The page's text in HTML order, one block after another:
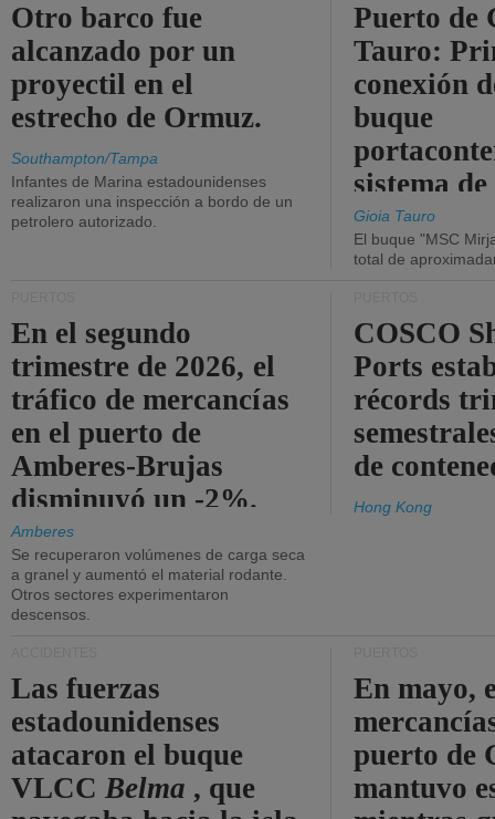
Otro barco fue
alcanzado por un
proyectil en el
estrecho de Ormuz.
Southampton/Tampa
Infantes de Marina estadounidenses
realizaron una inspección a bordo de un
petrolero autorizado.
Puerto de
Tauro:
conexión
buque
sistema
la red
Gioia Tauro
El buque "MSC
total de
En el segundo
trimestre de 2026, el
tráfico de mercancías
en el puerto de
Amberes-Brujas
disminuyó un -2%.
Amberes
Se recuperaron volúmenes de carga seca
a granel y aumentó el material rodante.
Otros sectores experimentaron
descensos.
COSCO
Ports
récords
de
Hong Kong
Las fuerzas
estadounidenses
atacaron el buque
VLCCBelma , que
En mayo,
puerto de
mantuvo